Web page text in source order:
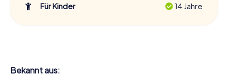
Für Kinder
14 Jahre
Bekannt aus: